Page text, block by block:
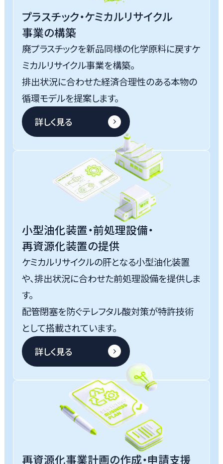
プラスチック・ケミカルリサイクル
事業の構築
廃プラスチックを新品同様の化学原料に戻すケ
ミカルリサイクル事業を構築。
排出状況に合わせた経済合理性のある本物の
循環モデルを提案します。
詳しく見る
小型油化装置・前処理設備・
再資源化装置の提供
ケミカルリサイクルの肝となる小型油化装置
や、排出状況に合わせた前処理設備を提供しま
す。
配管閉塞を防ぐテレフタル酸対策が特許技術
として搭載されています。
詳しく見る
再資源化事業計画の作成・申請支援